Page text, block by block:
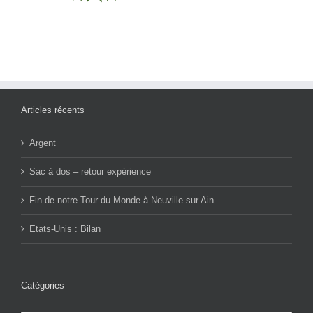
Articles récents
Argent
Sac à dos – retour expérience
Fin de notre Tour du Monde à Neuville sur Ain
Etats-Unis : Bilan
Catégories